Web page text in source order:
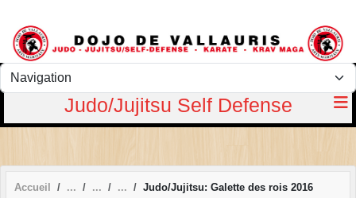
Judo/Jujitsu Self Defense
Accueil Judo/Jujitsu: Galette des rois 2016